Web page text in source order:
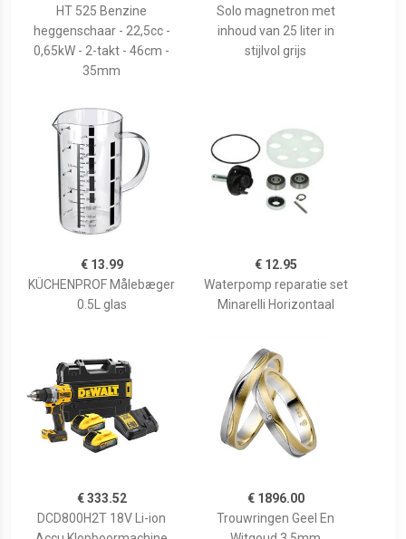
HT 525 Benzine
heggenschaar - 22,5cc -
0,65kW - 2-takt - 46cm -
35mm
Solo magnetron met
inhoud van 25 liter in
stijlvol grijs
€ 13.99
KÜCHENPROF Målebæger
0.5L glas
€ 12.95
Waterpomp reparatie set
Minarelli Horizontaal
€ 333.52
DCD800H2T 18V Li-ion
€ 1896.00
Trouwringen Geel En